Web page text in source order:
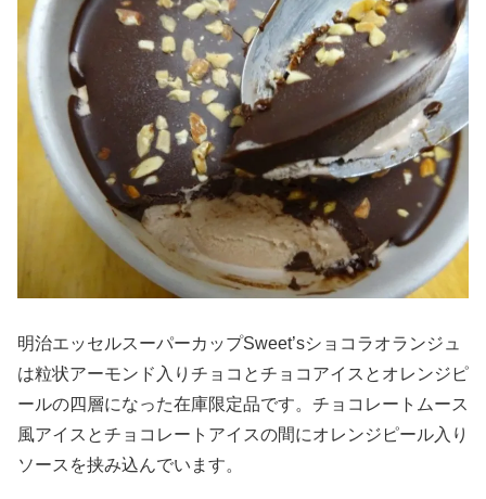
明治エッセルスーパーカップSweet’sショコラオランジュ
は粒状アーモンド入りチョコとチョコアイスとオレンジピ
ールの四層になった在庫限定品です。チョコレートムース
風アイスとチョコレートアイスの間にオレンジピール入り
ソースを挟み込んでいます。